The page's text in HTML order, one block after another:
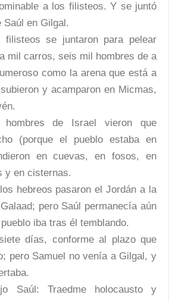
a los filisteos. Y se juntó
Saúl en Gilgal.
filisteos se juntaron para pelear
mil carros, seis mil hombres de a
como la arena que está a
y acamparon en Micmas,
hombres de Israel vieron que
(porque el pueblo estaba en
en cuevas, en fosos, en
y en cisternas.
hebreos pasaron el Jordán a la
pero Saúl permanecía aún
iba tras él temblando.
días, conforme al plazo que
pero Samuel no venía a Gilgal, y
Saúl: Traedme holocausto y